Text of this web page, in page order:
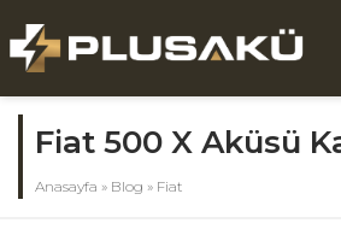
Fiat 500 X Aküsü
Anasayfa » Blog » Fiat